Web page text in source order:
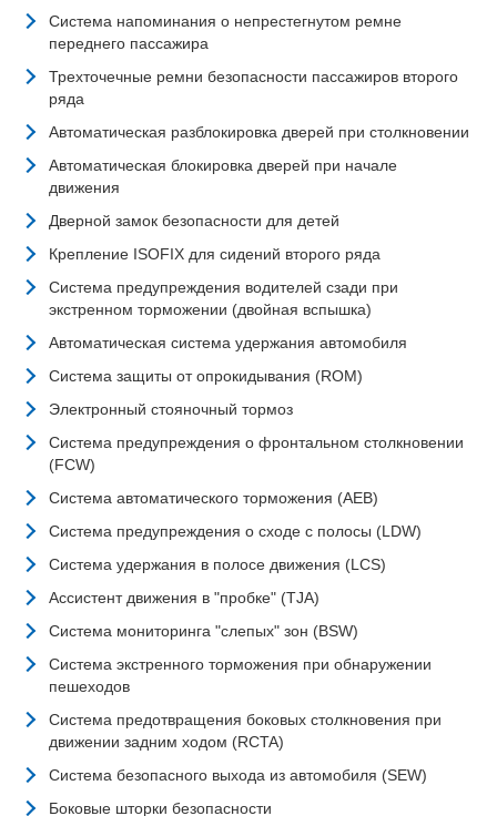
Система напоминания о непрестегнутом ремне
переднего пассажира
Трехточечные ремни безопасности пассажиров второго
ряда
Автоматическая разблокировка дверей при столкновении
Автоматическая блокировка дверей при начале
движения
Дверной замок безопасности для детей
Крепление ISOFIX для сидений второго ряда
Система предупреждения водителей сзади при
экстренном торможении (двойная вспышка)
Автоматическая система удержания автомобиля
Система защиты от опрокидывания (ROM)
Электронный стояночный тормоз
Система предупреждения о фронтальном столкновении
(FCW)
Система автоматического торможения (AEB)
Система предупреждения о сходе с полосы (LDW)
Система удержания в полосе движения (LCS)
Ассистент движения в "пробке" (TJA)
Система мониторинга "слепых" зон (BSW)
Система экстренного торможения при обнаружении
пешеходов
Система предотвращения боковых столкновения при
движении задним ходом (RCTA)
Система безопасного выхода из автомобиля (SEW)
Боковые шторки безопасности